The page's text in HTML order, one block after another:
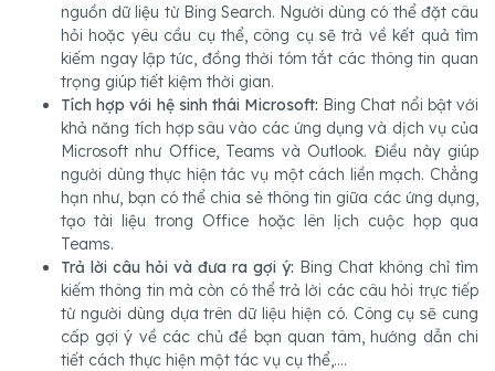
nguồn dữ liệu từ Bing Search. Người dùng có thể đặt câu
hỏi hoặc yêu cầu cụ thể, công cụ sẽ trả về kết quả tìm
kiếm ngay lập tức, đồng thời tóm tắt các thông tin quan
trọng giúp tiết kiệm thời gian.
Tích hợp với hệ sinh thái Microsoft: Bing Chat nổi bật với
khả năng tích hợp sâu vào các ứng dụng và dịch vụ của
Microsoft như Office, Teams và Outlook. Điều này giúp
người dùng thực hiện tác vụ một cách liền mạch. Chẳng
hạn như, bạn có thể chia sẻ thông tin giữa các ứng dụng,
tạo tài liệu trong Office hoặc lên lịch cuộc họp qua
Teams.
Trả lời câu hỏi và đưa ra gợi ý: Bing Chat không chỉ tìm
kiếm thông tin mà còn có thể trả lời các câu hỏi trực tiếp
từ người dùng dựa trên dữ liệu hiện có. Công cụ sẽ cung
cấp gợi ý về các chủ đề bạn quan tâm, hướng dẫn chi
tiết cách thực hiện một tác vụ cụ thể,....